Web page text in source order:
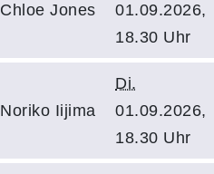
Chloe Jones
01.09.2026,
18.30 Uhr
Noriko Iijima
Di.
01.09.2026,
18.30 Uhr